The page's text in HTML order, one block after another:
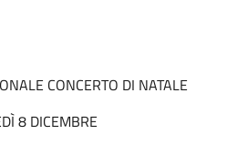
CONCERTO DI NATALE
8 DICEMBRE